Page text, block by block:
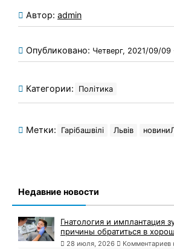
Автор: admin
Опубликовано: Четверг, 2021/09/09
Категории: Політика
Метки: Гарібашвілі Львів
Недавние новости
Гнатология и имплантация
причины обратиться в
28 июля, 2026 Комментариев